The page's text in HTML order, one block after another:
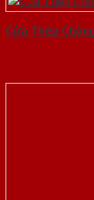
Cửa Thép